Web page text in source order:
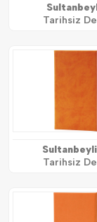
Tarihsiz
Tarihsiz